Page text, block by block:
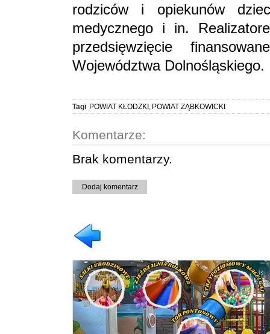
rodziców i opiekunów
medycznego i in.
przedsięwzięcie
Województwa Dolnośląskiego.
Tagi POWIAT KŁODZKI , POWIAT ZĄBKOWICKI
Komentarze:
Brak komentarzy.
Dodaj komentarz